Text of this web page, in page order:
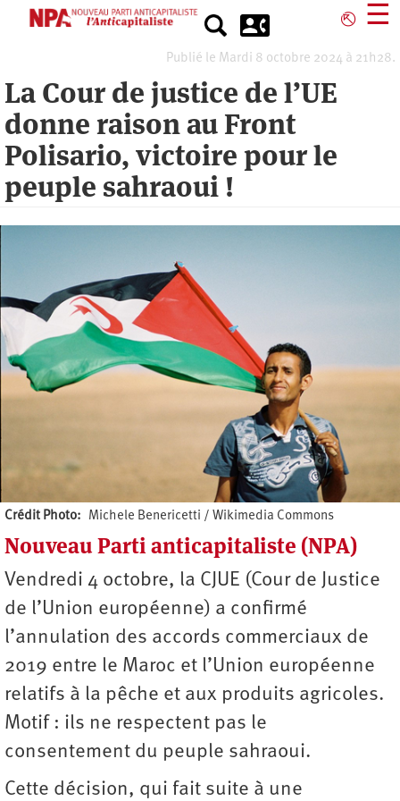
⎋ ☰
Publié le Mardi 8 octobre 2024 à 21h28.
La Cour de justice de l’UE
donne raison au Front
Polisario, victoire pour le
peuple sahraoui !
Crédit Photo
Michele Benericetti / Wikimedia Commons
Auteur
Nouveau Parti anticapitaliste (NPA)
Vendredi 4 octobre, la CJUE (Cour de Justice
de l’Union européenne) a confirmé
l’annulation des accords commerciaux de
2019 entre le Maroc et l’Union européenne
relatifs à la pêche et aux produits agricoles.
Motif : ils ne respectent pas le
consentement du peuple sahraoui.
Cette décision, qui fait suite à une